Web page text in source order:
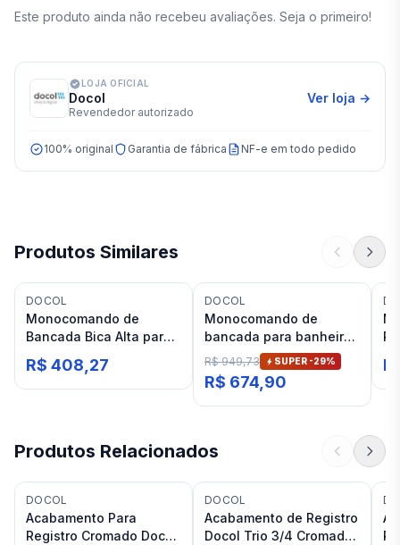
Este produto ainda não recebeu avaliações. Seja o primeiro!
LOJA OFICIAL
Docol
Revendedor autorizado
Ver loja →
100% original Garantia de fábrica NF-e em todo pedido
Produtos Similares
DOCOL
Monocomando de
Bancada Bica Alta para
Banheiro Docol Nova
Trio Cromado
R$ 408,27
DOCOL
Monocomando de
bancada para banheiro
bica baixa Docol Lift
Cromado
R$ 949,73 SUPER -29%
R$ 674,90
Produtos Relacionados
DOCOL
Acabamento Para
Registro Cromado Docol
DOCOL
Acabamento de Registro
Docol Trio 3/4 Cromado